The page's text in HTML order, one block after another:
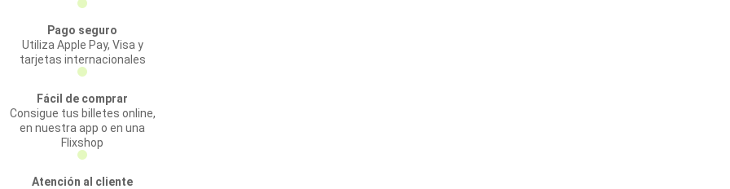
Pago seguro
Utiliza Apple Pay, Visa y
tarjetas internacionales
Fácil de comprar
Consigue tus billetes online,
en nuestra app o en una
Flixshop
Atención al cliente